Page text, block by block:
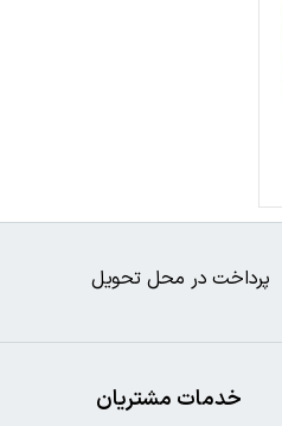
پرداخت در محل تحویل
خدمات مشتریان